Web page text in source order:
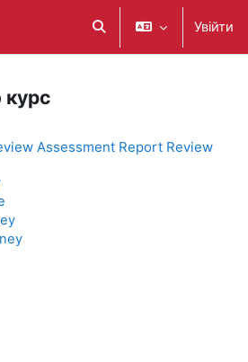
Переключити Увійти
курс
Assessment Report Review